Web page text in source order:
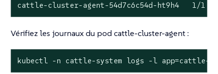
cattle-cluster-agent-54d7c6c54d-ht9h4
Vérifiez les journaux du pod cattle-cluster-agent :
kubectl -n cattle-system logs -l app=cattle-